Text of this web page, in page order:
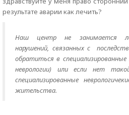
результате аварии как лечить?
Наш центр не занимается
нарушений, связанных с
обратиться в
неврологии) или если нет
специализированные
жительства.